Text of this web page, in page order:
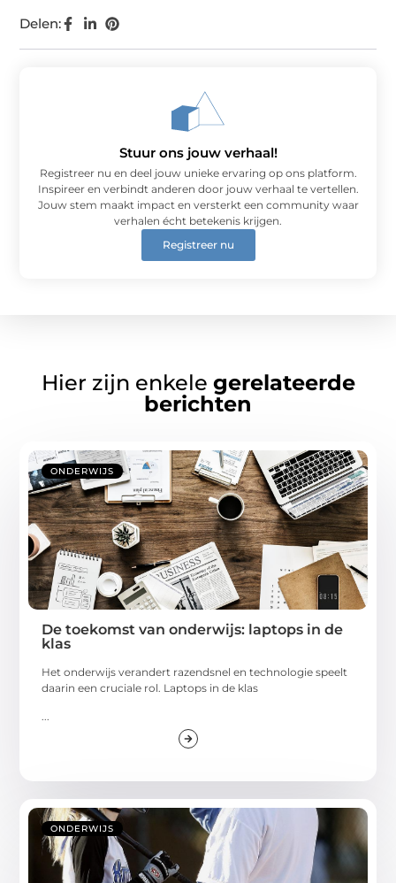
Delen:
Stuur ons jouw verhaal!
Registreer nu en deel jouw unieke ervaring op ons platform.
Inspireer en verbindt anderen door jouw verhaal te vertellen.
Jouw stem maakt impact en versterkt een community waar
verhalen écht betekenis krijgen.
Registreer nu
Hier zijn enkele gerelateerde
berichten
ONDERWIJS
De toekomst van onderwijs: laptops in de
klas
Het onderwijs verandert razendsnel en technologie speelt
daarin een cruciale rol. Laptops in de klas
...
ONDERWIJS